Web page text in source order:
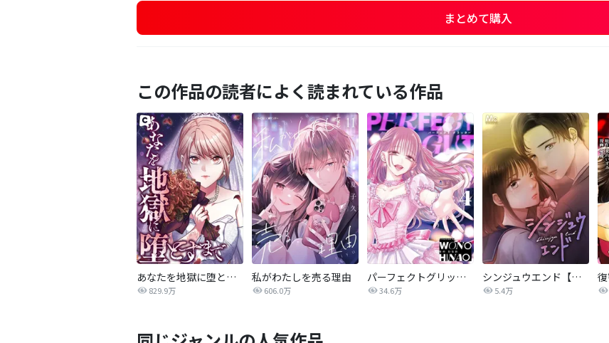
まとめて購入
この作品の読者によく読まれている作品
あなたを地獄に堕とすまで
829.9万
私がわたしを売る理由
606.0万
パーフェクトグリッター
34.6万
シンジュウエンド【タテヨミ】
5.4万